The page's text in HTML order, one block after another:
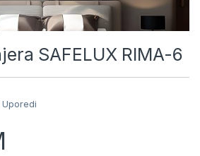
SAFELUX RIMA-6
Uporedi